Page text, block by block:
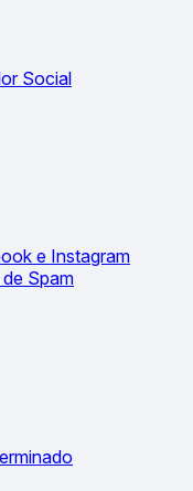
Social
e Instagram
Spam